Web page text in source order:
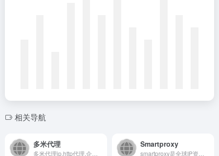
相关导航
多米代理 Smartproxy